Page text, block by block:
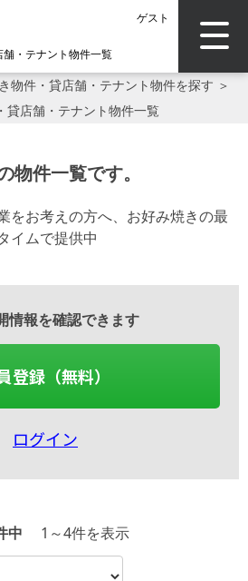
ゲスト
・テナント物件一覧
物件・貸店舗・テナント物件を探す ＞
貸店舗・テナント物件一覧
物件一覧です。
をお考えの方へ、お好み焼きの最
イムで提供中
情報を確認できます
登録（無料）
ログイン
中 1 ～4件を表示